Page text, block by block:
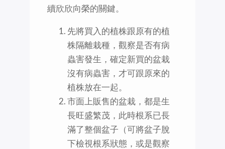
續欣欣向榮的關鍵。
先將買入的植株跟原有的植
株隔離栽種，觀察是否有病
蟲害發生，確定新買的盆栽
沒有病蟲害，才可跟原來的
植株放在一起。
市面上販售的盆栽，都是生
長旺盛繁茂，此時根系已長
滿了整個盆子（可將盆子脫
下檢視根系狀態，或是觀察